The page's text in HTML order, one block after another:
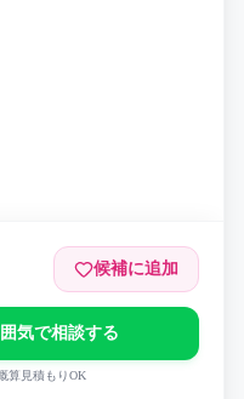
候補に追加
気で相談する
算見積もりOK